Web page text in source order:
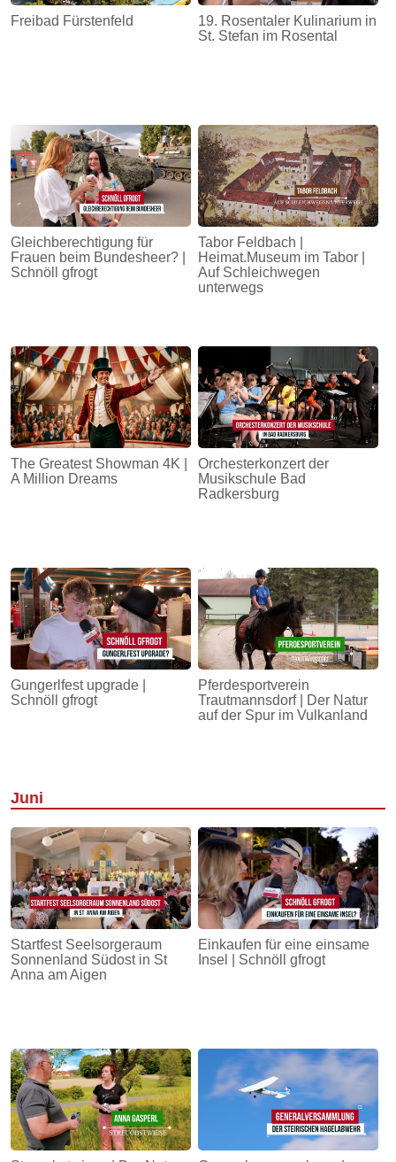
Freibad Fürstenfeld
19. Rosentaler Kulinarium in
St. Stefan im Rosental
Gleichberechtigung für
Frauen beim Bundesheer? |
Schnöll gfrogt
Tabor Feldbach |
Heimat.Museum im Tabor |
Auf Schleichwegen
unterwegs
The Greatest Showman 4K |
A Million Dreams
Orchesterkonzert der
Musikschule Bad
Radkersburg
Gungerlfest upgrade |
Schnöll gfrogt
Pferdesportverein
Trautmannsdorf | Der Natur
auf der Spur im Vulkanland
Juni
Startfest Seelsorgeraum
Sonnenland Südost in St
Anna am Aigen
Einkaufen für eine einsame
Insel | Schnöll gfrogt